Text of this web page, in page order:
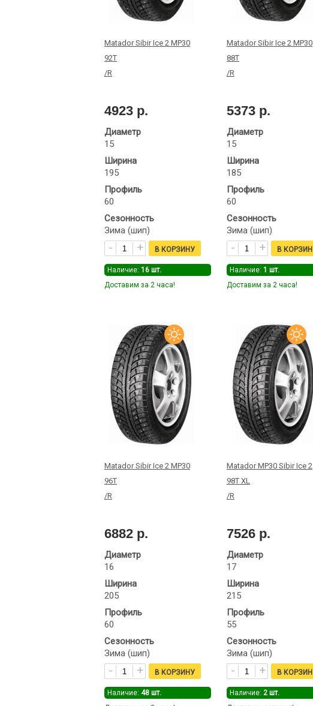
Matador Sibir Ice 2 MP30
92T
/R
4923 р.
Диаметр
15
Ширина
195
Профиль
60
Сезонность
Зима (шип)
Наличие: 16 шт.
Доставим за 2 часа!
Matador Sibir Ice 2 MP30
88T
/R
5373 р.
Диаметр
15
Ширина
185
Профиль
60
Сезонность
Зима (шип)
Наличие: 1 шт.
Доставим за 2 часа!
Matador Sibir Ice 2 МР30
96T
/R
6882 р.
Диаметр
16
Ширина
205
Профиль
60
Сезонность
Зима (шип)
Наличие: 48 шт.
Matador MP30 Sibir Ice 2
98T XL
/R
7526 р.
Диаметр
17
Ширина
215
Профиль
55
Сезонность
Зима (шип)
Наличие: 2 шт.